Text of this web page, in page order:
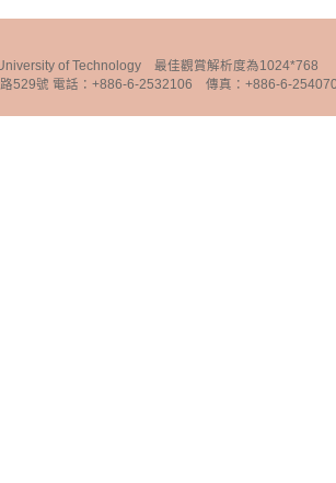
of Technology 最佳觀賞解析度為1024*768
529號 電話：+886-6-2532106 傳真：+886-6-